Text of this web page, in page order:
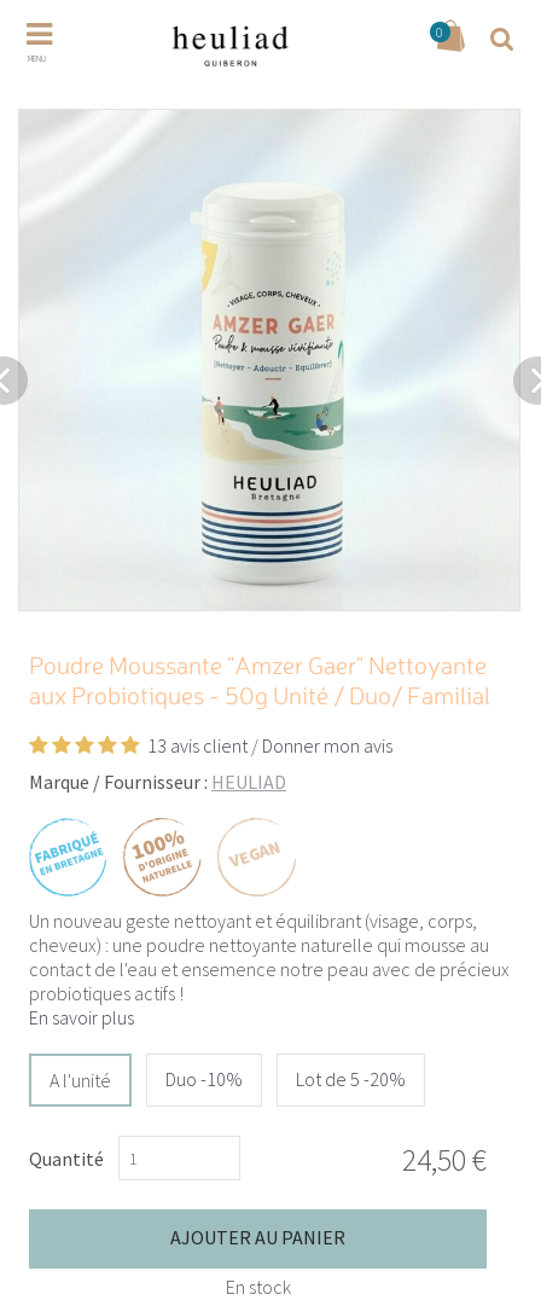
MENU
0
Poudre Moussante "Amzer Gaer" Nettoyante
aux Probiotiques - 50g Unité / Duo/ Familial
13 avis client/ Donner mon avis
Marque / Fournisseur : HEULIAD
A l'unité Duo -10% Lot de 5 -20%
Quantité 24,50 €
AJOUTER AU PANIER
En stock
Un nouveau geste nettoyant et équilibrant (visage, corps,
cheveux) : une poudre nettoyante naturelle qui mousse au
contact de l'eau et ensemence notre peau avec de précieux
probiotiques actifs !
En savoir plus